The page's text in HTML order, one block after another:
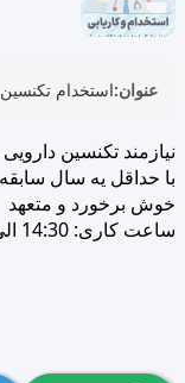
عنوان:استخدام
نیازمند تکنسین
با حداقل یه سال سابقه
خوش برخورد و متعهد
ساعت کاری: 14:30 الی 22:30